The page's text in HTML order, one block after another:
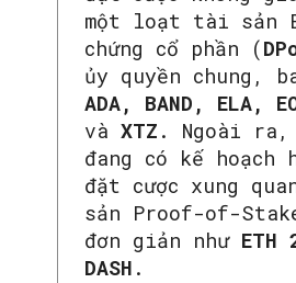
một loạt tài sản
chứng cổ phần (
ủy quyền chung,
ADA, BAND, ELA,
và XTZ . Ngoài ra,
đang có kế hoạch
đặt cược xung
sản Proof-of-
đơn giản như ETH
DASH .